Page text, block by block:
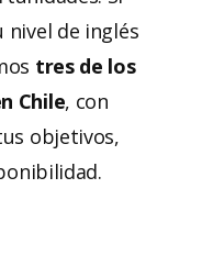
nivel de inglés
tres de los
Chile, con
objetivos,